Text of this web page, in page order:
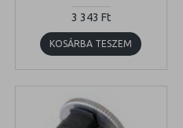
3 343 Ft
KOSÁRBA TESZEM